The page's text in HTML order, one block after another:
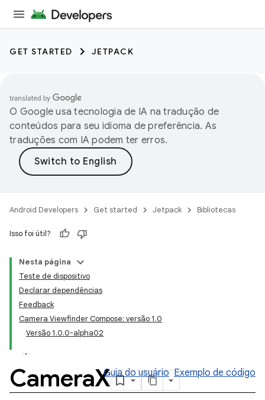
GET STARTED JETPACK
O Google usa tecnologia de IA na tradução de
conteúdos para seu idioma de preferência. As
traduções com IA podem ter erros.
Android Developers Get started Jetpack Bibliotecas
Isso foi útil?
Nesta página
Teste de dispositivo
Declarar dependências
Feedback
Camera Viewfinder Compose: versão 1.0
Versão 1.0.0-alpha02
CameraXGuia do usuário Exemplo de código